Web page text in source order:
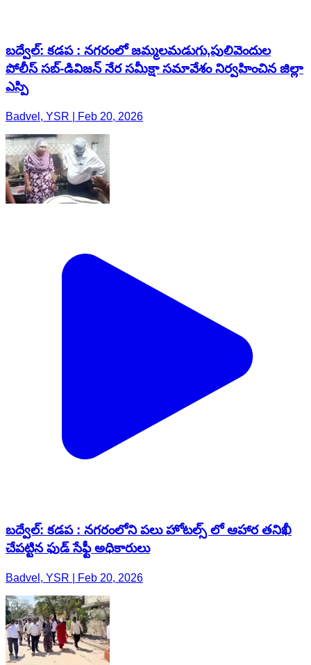
బద్వేల్: కడప : నగరంలో జమ్మలమడుగు,పులివెందుల
పోలీస్ సబ్-డివిజన్ నేర సమీక్షా సమావేశం నిర్వహించిన జిల్లా
ఎస్పి
Badvel, YSR | Feb 20, 2026
బద్వేల్: కడప : నగరంలోని పలు హోటల్స్ లో ఆహార తనిఖీ
చేపట్టిన ఫుడ్ సేఫ్టీ అధికారులు
Badvel, YSR | Feb 20, 2026